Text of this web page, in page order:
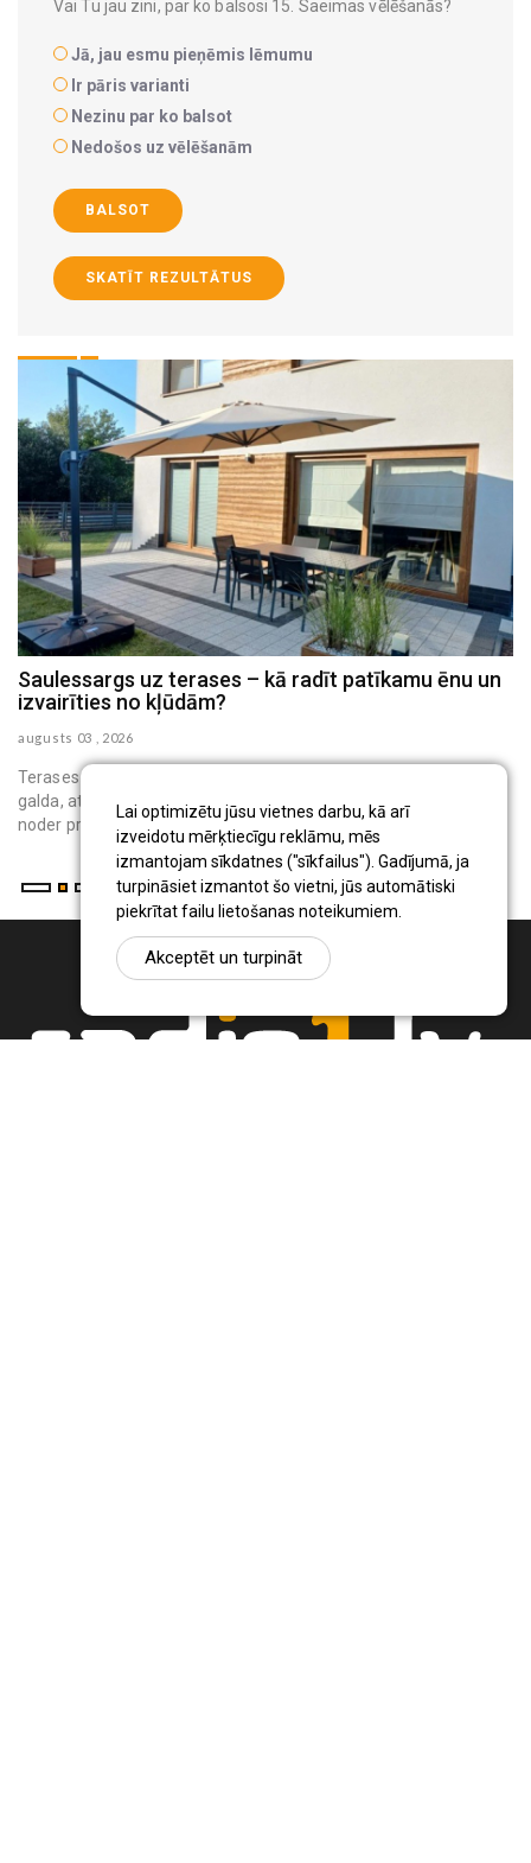
Lai optimizētu jūsu vietnes darbu, kā arī
izveidotu mērķtiecīgu reklāmu, mēs
izmantojam sīkdatnes ("sīkfailus"). Gadījumā, ja
turpināsiet izmantot šo vietni, jūs automātiski
piekrītat failu lietošanas noteikumiem.
Akceptēt un turpināt
Vai Tu jau zini, par ko balsosi 15. Saeimas vēlēšanās?
Jā, jau esmu pieņēmis lēmumu
Ir pāris varianti
Nezinu par ko balsot
Nedošos uz vēlēšanām
BALSOT
SKATĪT REZULTĀTUS
Saulessargs uz terases – kā radīt patīkamu ēnu un
izvairīties no kļūdām?
augusts 03 , 2026
Terases saulessargs ir pārvietojams āra aprīkojums, kas virs
galda, atpūtas krēsliem vai bērnu rotaļu vietas rada ēnu. Tas
noder privātmāju iedzīvo...